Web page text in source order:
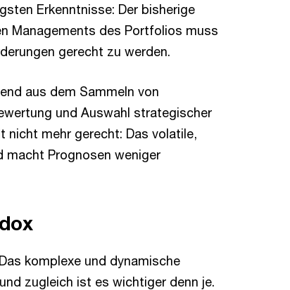
Erkenntnisse: Der bisherige
Managements des Portfolios muss
gerecht zu werden.
aus dem Sammeln von
und Auswahl strategischer
nicht mehr gerecht: Das volatile,
macht Prognosen weniger
komplexe und dynamische
zugleich ist es wichtiger denn je.